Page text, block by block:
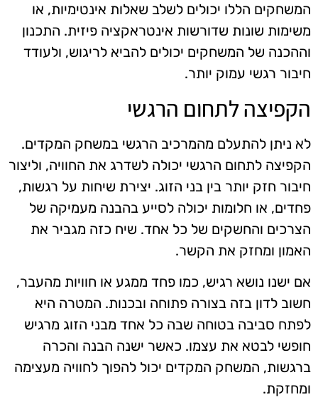
המשחקים הללו יכולים לשלב שאלות אינטימיות, או
משימות שונות שדורשות אינטראקציה פיזית. התכנון
וההכנה של המשחקים יכולים להביא לריגוש, ולעודד
חיבור רגשי עמוק יותר.
הקפיצה לתחום הרגשי
לא ניתן להתעלם מהמרכיב הרגשי במשחק המקדים.
הקפיצה לתחום הרגשי יכולה לשדרג את החוויה, וליצור
חיבור חזק יותר בין בני הזוג. יצירת שיחות על רגשות,
פחדים, או חלומות יכולה לסייע בהבנה מעמיקה של
הצרכים והחשקים של כל אחד. שיח כזה מגביר את
האמון ומחזק את הקשר.
אם ישנו נושא רגיש, כמו פחד ממגע או חוויות מהעבר,
חשוב לדון בזה בצורה פתוחה ובכנות. המטרה היא
לפתח סביבה בטוחה שבה כל אחד מבני הזוג מרגיש
חופשי לבטא את עצמו. כאשר ישנה הבנה והכרה
ברגשות, המשחק המקדים יכול להפוך לחוויה מעצימה
ומחזקת.